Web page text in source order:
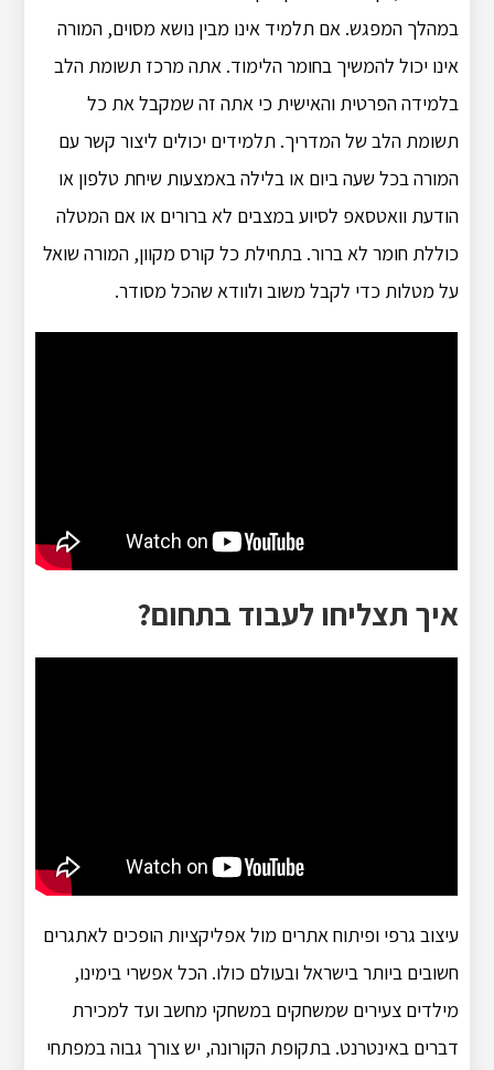
במהלך המפגש. אם תלמיד אינו מבין נושא מסוים, המורה
אינו יכול להמשיך בחומר הלימוד. אתה מרכז תשומת הלב
בלמידה הפרטית והאישית כי אתה זה שמקבל את כל
תשומת הלב של המדריך. תלמידים יכולים ליצור קשר עם
המורה בכל שעה ביום או בלילה באמצעות שיחת טלפון או
הודעת וואטסאפ לסיוע במצבים לא ברורים או אם המטלה
כוללת חומר לא ברור. בתחילת כל קורס מקוון, המורה שואל
על מטלות כדי לקבל משוב ולוודא שהכל מסודר.
איך תצליחו לעבוד בתחום?
עיצוב גרפי ופיתוח אתרים מול אפליקציות הופכים לאתגרים
חשובים ביותר בישראל ובעולם כולו. הכל אפשרי בימינו,
מילדים צעירים שמשחקים במשחקי מחשב ועד למכירת
דברים באינטרנט. בתקופת הקורונה, יש צורך גבוה במפתחי